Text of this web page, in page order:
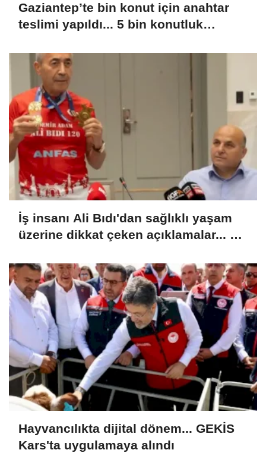
Gaziantep’te bin konut için anahtar
teslimi yapıldı... 5 bin konutluk
İş insanı Ali Bıdı'dan sağlıklı yaşam
üzerine dikkat çeken açıklamalar... 77
Hayvancılıkta dijital dönem... GEKİS
Kars'ta uygulamaya alındı